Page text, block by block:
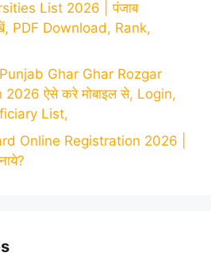
List 2026 | पंजाब
देखें, PDF Download, Rank,
Ghar Ghar Rozgar
ऐसे करे मोबाइल से, Login,
List,
Online Registration 2026 |